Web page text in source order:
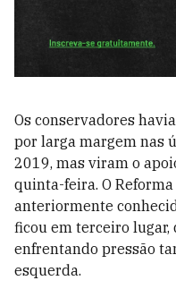
Os conservadores
por larga margem nas
2019, mas viram o
quinta-feira. O Reforma
anteriormente
ficou em terceiro lugar,
enfrentando pressão
esquerda.